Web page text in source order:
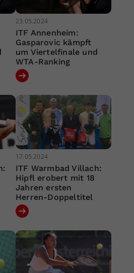
23.05.2024
ITF Annenheim:
Gasparovic kämpft
um Viertelfinale und
WTA-Ranking
17.05.2024
ITF Warmbad Villach:
Hipfl erobert mit 18
Jahren ersten
Herren-Doppeltitel